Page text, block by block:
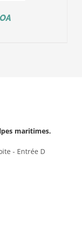
maritimes.
- Entrée D